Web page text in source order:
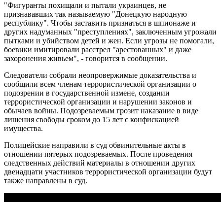
"Фигуранты похищали и пытали украинцев, не
признававших так называемую "Донецкую народную
республику". Чтобы заставить признаться в шпионаже и
других надуманных "преступлениях", заключенным угрожали
пытками и убийством детей и жен. Если угрозы не помогали,
боевики имитировали расстрел "арестованных" и даже
захоронения живьем", - говорится в сообщении.
Следователи собрали неопровержимые доказательства и
сообщили всем членам террористической организации о
подозрении в государственной измене, создании
террористической организации и нарушении законов и
обычаев войны. Подозреваемым грозит наказание в виде
лишения свободы сроком до 15 лет с конфискацией
имущества.
Полицейские направили в суд обвинительные акты в
отношении пятерых подозреваемых. После проведения
следственных действий материалы в отношении других
двенадцати участников террористической организации будут
также направлены в суд.